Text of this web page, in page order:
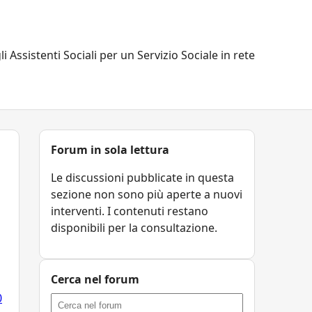
Assistenti Sociali per un Servizio Sociale in rete
Forum in sola lettura
Le discussioni pubblicate in questa
sezione non sono più aperte a nuovi
interventi. I contenuti restano
disponibili per la consultazione.
Cerca nel forum